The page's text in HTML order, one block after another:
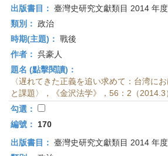
出版書目： 臺灣史研究文獻類目 2014 年度
類別： 政治
時期(主題)： 戰後
作者： 呉豪人
題名 (點擊閱讀)：
〈遅れてきた正義を追い求めて：台湾に
と課題〉，《金沢法学》，56：2（2014.3
勾選：
編號：
170
出版書目： 臺灣史研究文獻類目 2014 年度